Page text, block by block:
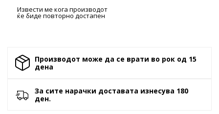
Извести ме кога производот
ќе биде повторно достапен
Производот може да се врати во рок од 15
денa
За сите нарачки доставата изнесува 180
ден.